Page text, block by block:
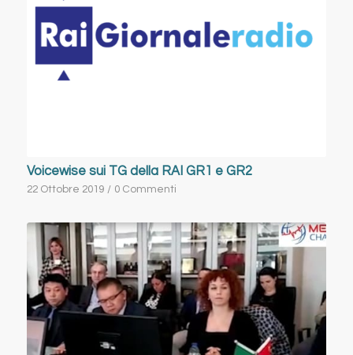
Voicewise sui TG della RAI GR1 e GR2
22 Ottobre 2019 / 0 Commenti